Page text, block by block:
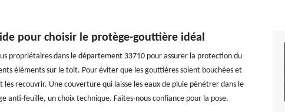
pour choisir le protège-gouttière idéal
propriétaires dans le département 33710 pour assurer la protection du
éléments sur le toit. Pour éviter que les gouttières soient bouchées et
les recouvrir. Une couverture qui laisse les eaux de pluie pénétrer dans le
anti-feuille, un choix technique. Faites-nous confiance pour la pose.